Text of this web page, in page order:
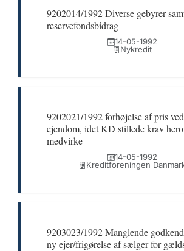
9202014/1992 Diverse gebyrer
reservefondsbidrag
14-05-1992
Nykredit
9202021/1992 forhøjelse af pris
ejendom, idet KD stillede krav
medvirke
14-05-1992
Kreditforeningen
9203023/1992 Manglende
ny ejer/frigørelse af sælger for